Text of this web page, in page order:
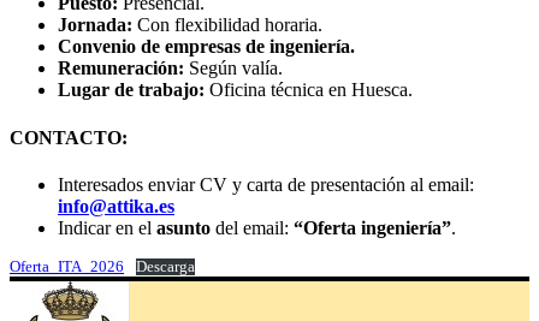
Jornada: Con flexibilidad horaria.
Convenio de empresas de ingeniería.
Remuneración: Según valía.
Lugar de trabajo: Oficina técnica en Huesca.
CONTACTO:
Interesados enviar CV y carta de presentación al email:
info@attika.es
Indicar en el asunto del email: “Oferta ingeniería”.
Oferta_ITA_2026 Descarga